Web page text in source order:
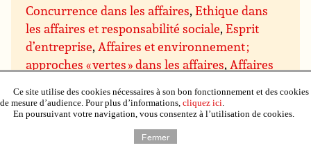
Concurrence dans les affaires,Ethique dans
les affaires et responsabilité sociale,Esprit
d’entreprise,Affaires et environnement ;
approches « vertes » dans les affaires,Affaires
les entreprises,Gestion et techniques de
gestion,Gestion : direction et motivation,
Gestion des prises de décision
Ce site utilise des cookies nécessaires à son bon fonctionnement et des cookies
de mesure d’audience. Pour plus d’informations, cliquez ici.
En poursuivant votre navigation, vous consentez à l’utilisation de cookies.
Fermer